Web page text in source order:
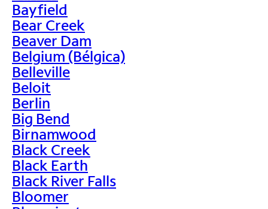
Bayfield
Bear Creek
Beaver Dam
Belgium (Bélgica)
Belleville
Beloit
Berlin
Big Bend
Birnamwood
Black Creek
Black Earth
Black River Falls
Bloomer